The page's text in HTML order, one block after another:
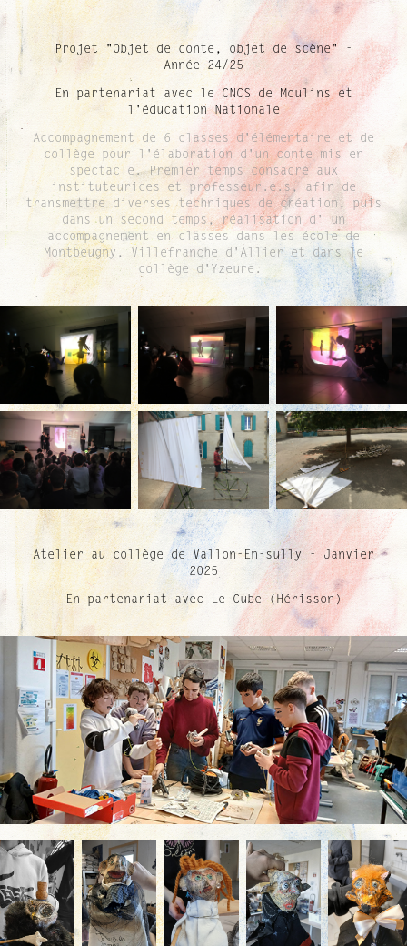
Projet "Objet de conte, objet de scène" -
Année 24/25
En partenariat avec le CNCS de Moulins et
l'éducation Nationale
Accompagnement de 6 classes d'élémentaire et de
collège pour l'élaboration d'un conte mis en
spectacle. Premier temps consacré aux
instituteurices et professeur.e.s, afin de
transmettre diverses techniques de création, puis
dans un second temps, réalisation d' un
accompagnement en classes dans les école de
Montbeugny, Villefranche d'Allier et dans le
collège d'Yzeure.
Atelier au collège de Vallon-En-sully - Janvier
2025
En partenariat avec Le Cube (Hérisson)